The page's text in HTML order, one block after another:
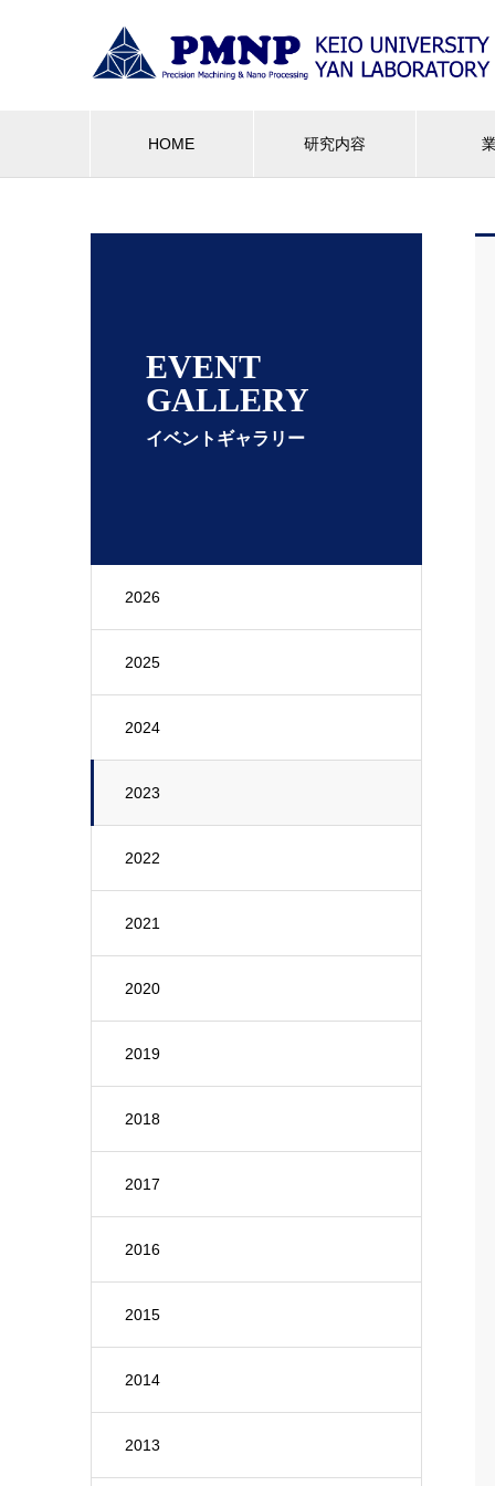
HOME 研究内容
EVENT
GALLERY
イベントギャラリー
2026
2025
2024
2023
2022
2021
2020
2019
2018
2017
2016
2015
2014
2013